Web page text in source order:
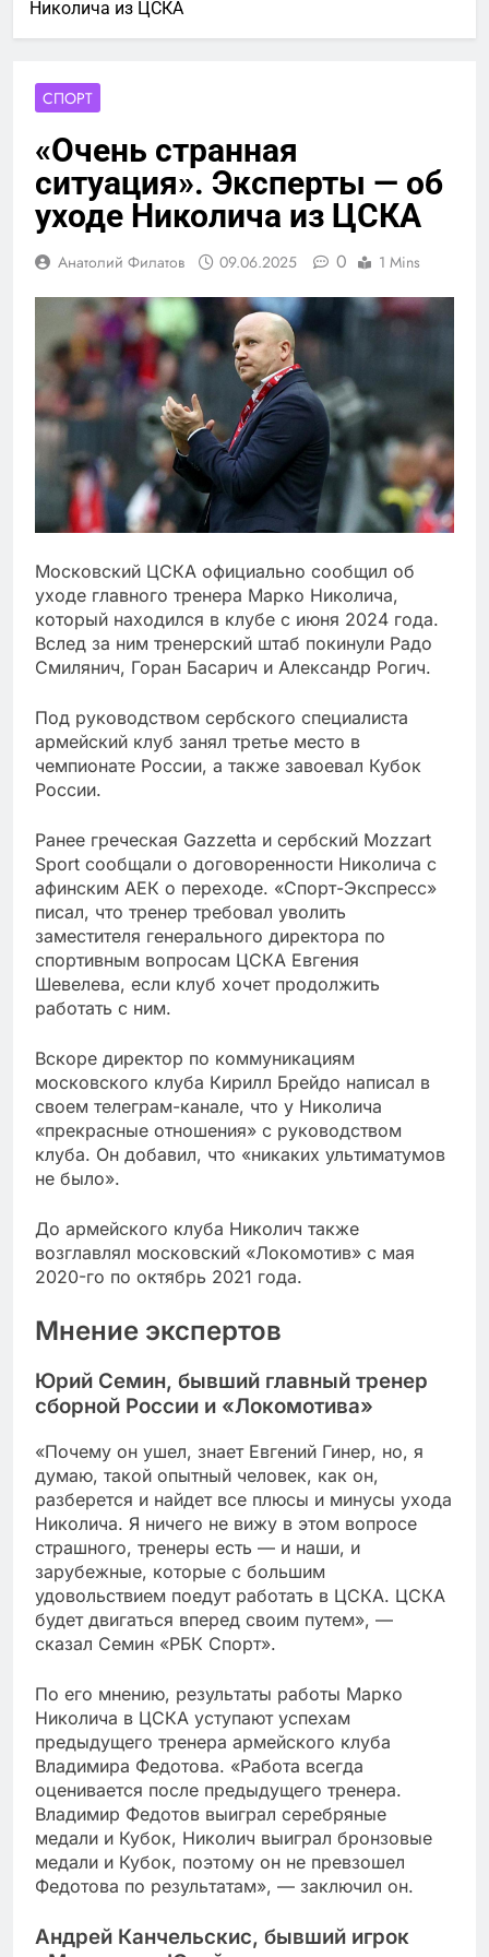
Николича из ЦСКА
СПОРТ
«Очень странная
ситуация». Эксперты — об
уходе Николича из ЦСКА
Анатолий Филатов 09.06.2025 0 1 Mins
Московский ЦСКА официально сообщил об
уходе главного тренера Марко Николича,
который находился в клубе с июня 2024 года.
Вслед за ним тренерский штаб покинули Радо
Смилянич, Горан Басарич и Александр Рогич.
Под руководством сербского специалиста
армейский клуб занял третье место в
чемпионате России, а также завоевал Кубок
России.
Ранее греческая Gazzetta и сербский Mozzart
Sport сообщали о договоренности Николича с
афинским АЕК о переходе. «Спорт-Экспресс»
писал, что тренер требовал уволить
заместителя генерального директора по
спортивным вопросам ЦСКА Евгения
Шевелева, если клуб хочет продолжить
работать с ним.
Вскоре директор по коммуникациям
московского клуба Кирилл Брейдо написал в
своем телеграм-канале, что у Николича
«прекрасные отношения» с руководством
клуба. Он добавил, что «никаких ультиматумов
не было».
До армейского клуба Николич также
возглавлял московский «Локомотив» с мая
2020-го по октябрь 2021 года.
Мнение экспертов
Юрий Семин, бывший главный тренер
сборной России и «Локомотива»
«Почему он ушел, знает Евгений Гинер, но, я
думаю, такой опытный человек, как он,
разберется и найдет все плюсы и минусы ухода
Николича. Я ничего не вижу в этом вопросе
страшного, тренеры есть — и наши, и
зарубежные, которые с большим
удовольствием поедут работать в ЦСКА. ЦСКА
будет двигаться вперед своим путем», —
сказал Семин «РБК Спорт».
По его мнению, результаты работы Марко
Николича в ЦСКА уступают успехам
предыдущего тренера армейского клуба
Владимира Федотова. «Работа всегда
оценивается после предыдущего тренера.
Владимир Федотов выиграл серебряные
медали и Кубок, Николич выиграл бронзовые
медали и Кубок, поэтому он не превзошел
Федотова по результатам», — заключил он.
Андрей Канчельскис, бывший игрок